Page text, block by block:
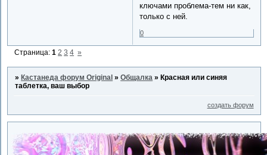
ключами проблема-тем ни как,
только с ней.
0
Страница:1 2 3 4 »
» Кастанеда форум Original »Общалка » Красная или синяя
таблетка, ваш выбор
создать форум